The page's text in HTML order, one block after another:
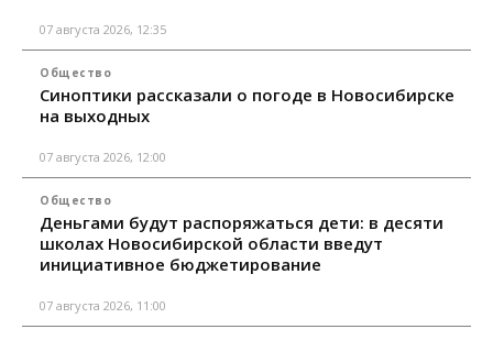
07 августа 2026, 12:35
Общество
Синоптики рассказали о погоде в Новосибирске
на выходных
07 августа 2026, 12:00
Общество
Деньгами будут распоряжаться дети: в десяти
школах Новосибирской области введут
инициативное бюджетирование
07 августа 2026, 11:00